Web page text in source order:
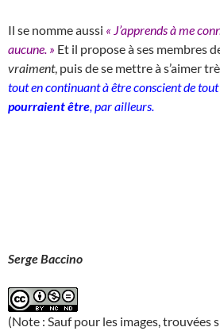
Il se nomme aussi « J’apprends à me
aucune. » Et il propose à ses membres
vraiment, puis de se mettre à s’aimer
tout en continuant à être conscient de tout
pourraient être , par ailleurs.
Serge Baccino
(Note : Sauf pour les images, trouvées